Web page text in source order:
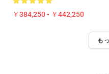
￥384,250 - ￥442,250
も